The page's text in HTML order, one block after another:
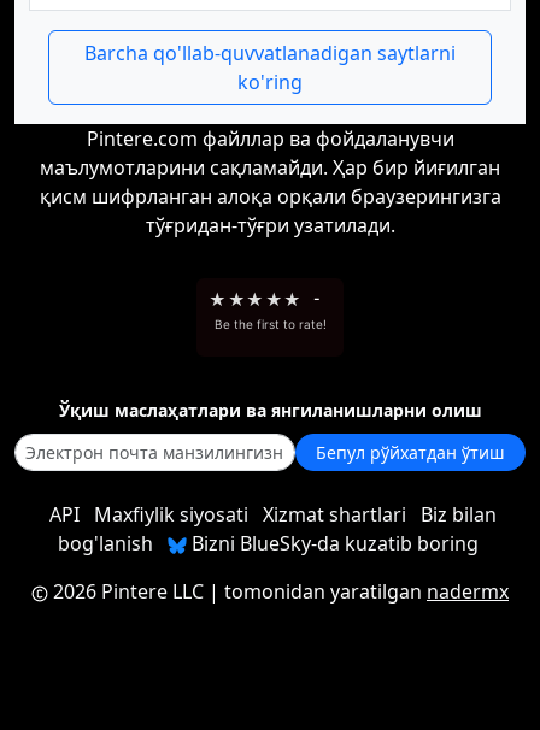
Barcha qo'llab-quvvatlanadigan saytlarni
ko'ring
Pintere.com файллар ва фойдаланувчи
маълумотларини сақламайди. Ҳар бир йиғилган
қисм шифрланган алоқа орқали браузерингизга
тўғридан-тўғри узатилади.
★ ★★ ★★ -
Be the first to rate!
Ўқиш маслаҳатлари ва янгиланишларни олиш
Бепул рўйхатдан ўтиш
API Maxfiylik siyosati Xizmat shartlari
Biz bilan
bog'lanish
Bizni BlueSky-da kuzatib boring
2026 Pintere LLC | tomonidan yaratilgan nadermx